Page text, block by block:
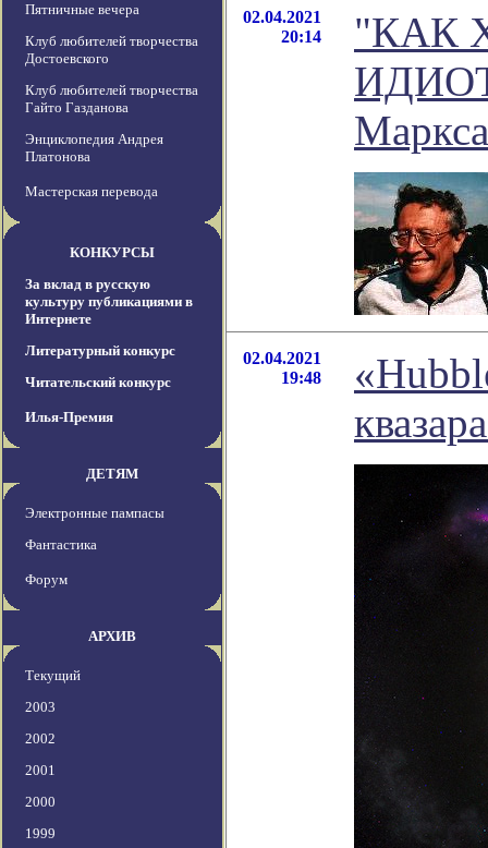
Пятничные вечера
Клуб любителей творчества
Достоевского
Клуб любителей творчества
Гайто Газданова
Энциклопедия Андрея
Платонова
Мастерская перевода
КОНКУРСЫ
За вклад в русскую
культуру публикациями в
Интернете
Литературный конкурс
Читательский конкурс
Илья-Премия
ДЕТЯМ
Электронные пампасы
Фантастика
Форум
АРХИВ
Текущий
2003
2002
2001
2000
1999
02.04.2021
20:14
"КАК
02.04.2021
19:48